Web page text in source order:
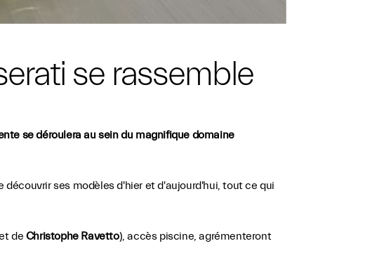
se rassemble
se déroulera au sein du magnifique domaine
ses modèles d'hier et d'aujourd'hui, tout ce qui
de Christophe Ravetto), accès piscine, agrémenteront